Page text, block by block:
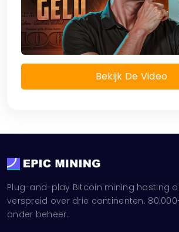
Bekijk De Video
Plug-and-play Bitcoin mining hosting
verspreid over drie continenten.
onder beheer.